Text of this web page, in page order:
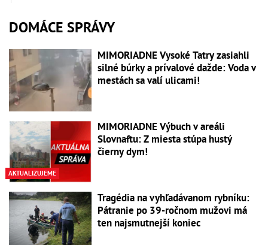
DOMÁCE SPRÁVY
MIMORIADNE Vysoké Tatry zasiahli
silné búrky a prívalové dažde: Voda v
mestách sa valí ulicami!
AKTUALIZUJEME
MIMORIADNE Výbuch v areáli
Slovnaftu: Z miesta stúpa hustý
čierny dym!
Tragédia na vyhľadávanom rybníku:
Pátranie po 39-ročnom mužovi má
ten najsmutnejší koniec